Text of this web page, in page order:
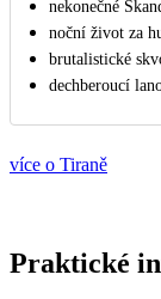
nekonečné
noční život za
brutalistické
dechberoucí
více o Tiraně
Praktické